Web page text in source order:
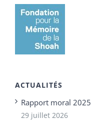
ACTUALITÉS
Rapport moral 2025
29 juillet 2026